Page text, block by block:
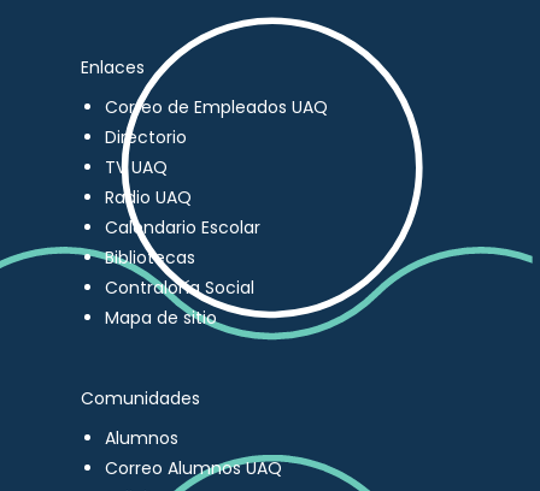
Enlaces
Correo de Empleados UAQ
Directorio
TV UAQ
Radio UAQ
Calendario Escolar
Bibliotecas
Contraloría Social
Mapa de sitio
Comunidades
Alumnos
Correo Alumnos UAQ